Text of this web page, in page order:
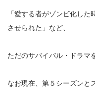
「愛する者がゾンビ化し
させられた」など、
ただのサバイバル・ドラマ
なお現在、第５シーズンと